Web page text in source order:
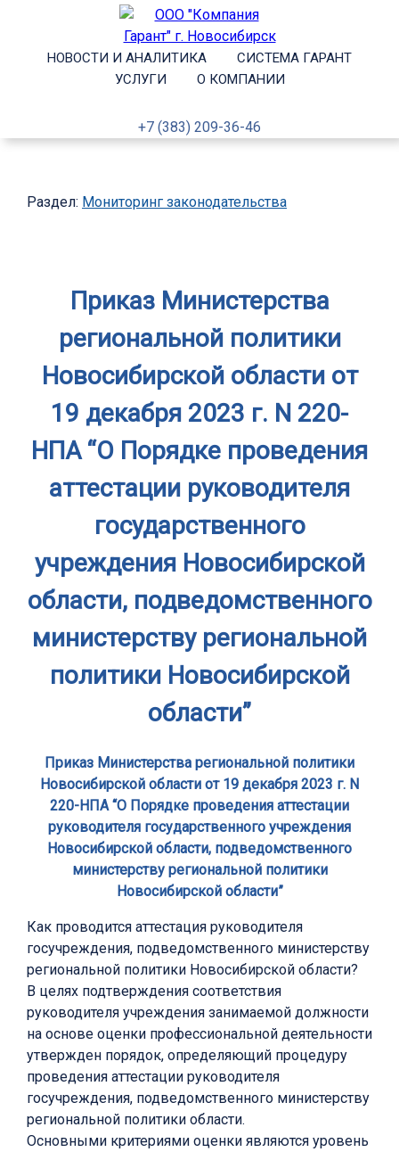
НОВОСТИ И АНАЛИТИКА
СИСТЕМА ГАРАНТ
УСЛУГИ
О КОМПАНИИ
+7 (383) 209-36-46
Раздел: Мониторинг законодательства
Приказ Министерства
региональной политики
Новосибирской области от
19 декабря 2023 г. N 220-
НПА “О Порядке проведения
аттестации руководителя
государственного
учреждения Новосибирской
области, подведомственного
министерству региональной
политики Новосибирской
области”
Приказ Министерства региональной политики
Новосибирской области от 19 декабря 2023 г. N
220-НПА “О Порядке проведения аттестации
руководителя государственного учреждения
Новосибирской области, подведомственного
министерству региональной политики
Новосибирской области”
Как проводится аттестация руководителя
госучреждения, подведомственного министерству
региональной политики Новосибирской области?
В целях подтверждения соответствия
руководителя учреждения занимаемой должности
на основе оценки профессиональной деятельности
утвержден порядок, определяющий процедуру
проведения аттестации руководителя
госучреждения, подведомственного министерству
региональной политики области.
Основными критериями оценки являются уровень